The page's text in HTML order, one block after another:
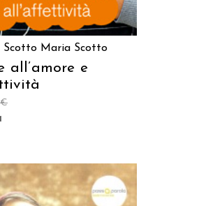
Scotto Maria Scotto
all’amore e
€